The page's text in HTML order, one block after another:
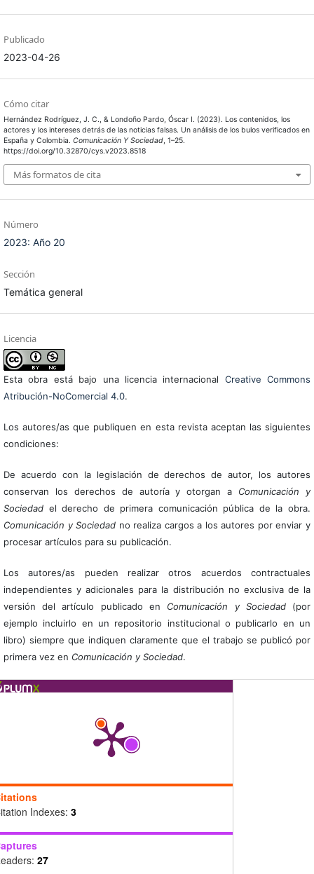
Publicado
2023-04-26
Cómo citar
Hernández Rodríguez, J. C., & Londoño Pardo, Óscar I. (2023). Los contenidos, los
actores y los intereses detrás de las noticias falsas. Un análisis de los bulos verificados en
España y Colombia. Comunicación Y Sociedad, 1–25.
https://doi.org/10.32870/cys.v2023.8518
Más formatos de cita
Número
2023: Año 20
Sección
Temática general
Licencia
Esta obra está bajo una licencia internacional Creative Commons
Atribución-NoComercial 4.0.
Los autores/as que publiquen en esta revista aceptan las siguientes
condiciones:
De acuerdo con la legislación de derechos de autor, los autores
conservan los derechos de autoría y otorgan a Comunicación y
Sociedadel derecho de primera comunicación pública de la obra.
Comunicación y Sociedad no realiza cargos a los autores por enviar y
procesar artículos para su publicación.
Los autores/as pueden realizar otros acuerdos contractuales
independientes y adicionales para la distribución no exclusiva de la
versión del artículo publicado en Comunicación y Sociedad(por
ejemplo incluirlo en un repositorio institucional o publicarlo en un
libro) siempre que indiquen claramente que el trabajo se publicó por
primera vez en Comunicación y Sociedad.
Indexes: 3
27